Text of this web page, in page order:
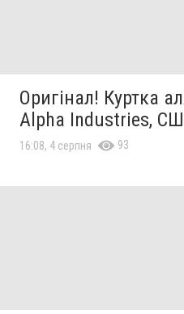
Оригінал! Куртка
Alpha Industries,
16:08, 4 серпня 93